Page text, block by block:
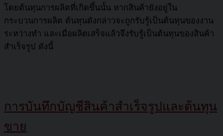
โดยต้นทุนการผลิตที่เกิดขึ้นนั้น หากสินค้ายังอยู่ใน
กระบวนการผลิต ต้นทุนดังกล่าวจะถูกรับรู้เป็นต้นทุนของงาน
ระหว่างทำ และเมื่อผลิตเสร็จแล้วจึงรับรู้เป็นต้นทุนของสินค้า
สำเร็จรูป ดังนี้
การบันทึกบัญชีสินค้าสำเร็จรูปและต้นทุน
ขาย